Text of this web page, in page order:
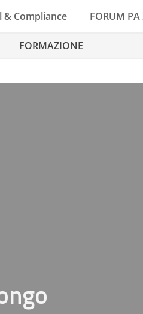
& Compliance FORUM
FORMAZIONE